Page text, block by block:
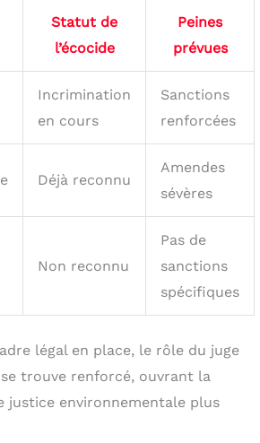
Statut de
l’écocide
Peines
prévues
Incrimination
en cours
Sanctions
renforcées
Déjà reconnu
Amendes
sévères
Non reconnu
Pas de
sanctions
spécifiques
légal en place, le rôle du juge
trouve renforcé, ouvrant la
justice environnementale plus